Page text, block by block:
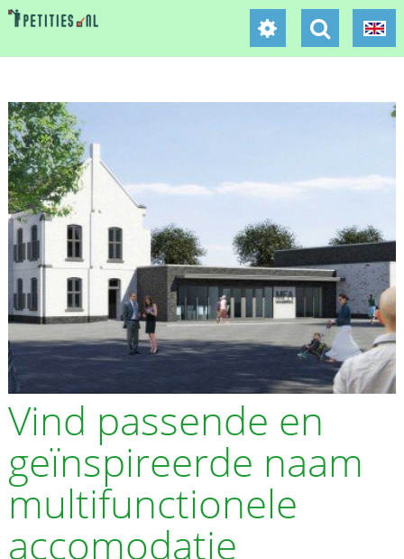
Vind passende en
geïnspireerde naam
multifunctionele
accomodatie